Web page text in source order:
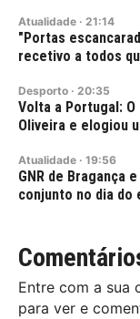
Atualidade · 21:14
"Portas
recetivo a todos
Desporto · 20:35
Volta a Portugal:
Oliveira e elogiou
Atualidade · 19:56
GNR de Bragança
conjunto no dia do
Entre com a sua
para ver e